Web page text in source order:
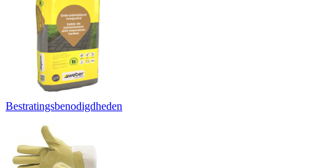
Bestratingsbenodigdheden